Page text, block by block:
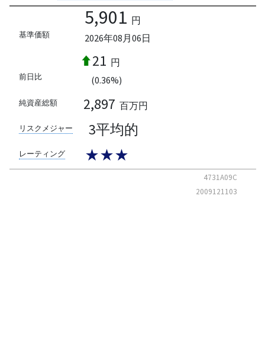
基準価額
5,901 円
2026年08月06日
前日比
21 円
(0.36%)
純資産総額 2,897 百万円
リスクメジャー 3平均的
レーティング ★★★
4731A09C
2009121103